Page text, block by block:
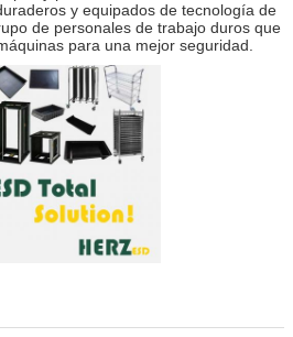
y equipados de tecnología de
de personales de trabajo duros que
para una mejor seguridad.